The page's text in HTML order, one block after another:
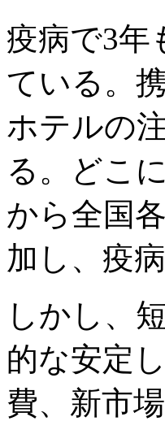
疫病で3年
ている。
ホテルの
る。どこ
から全国
加し、疫
しかし、
的な安定
費、新市